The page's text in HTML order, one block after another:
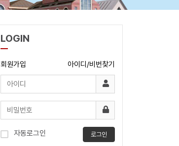
LOGIN
회원가입 아이디/비번찾기
자동로그인 로그인